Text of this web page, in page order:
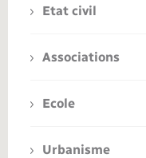
Etat civil
Associations
Ecole
Urbanisme